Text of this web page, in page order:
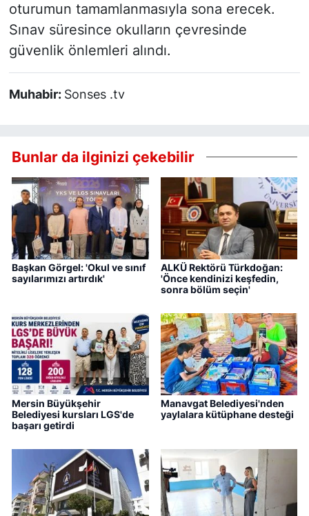
oturumun tamamlanmasıyla sona erecek.
Sınav süresince okulların çevresinde
güvenlik önlemleri alındı.
Muhabir: Sonses .tv
Bunlar da ilginizi çekebilir
Başkan Görgel: 'Okul ve sınıf
sayılarımızı artırdık'
ALKÜ Rektörü Türkdoğan:
'Önce kendinizi keşfedin,
sonra bölüm seçin'
Mersin Büyükşehir
Belediyesi kursları LGS'de
başarı getirdi
Manavgat Belediyesi'nden
yaylalara kütüphane desteği